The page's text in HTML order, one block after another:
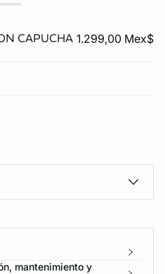
CAPUCHA 1.299,00 Mex$
mantenimiento y